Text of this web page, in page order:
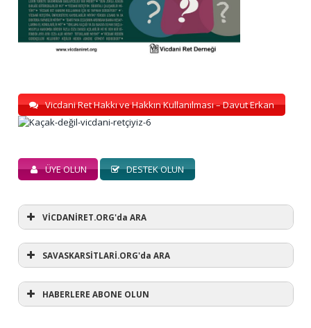
Vicdani Ret Hakkı ve Hakkın Kullanılması – Davut Erkan
ÜYE OLUN DESTEK OLUN
VİCDANİRET.ORG'da ARA
SAVASKARSİTLARİ.ORG'da ARA
HABERLERE ABONE OLUN